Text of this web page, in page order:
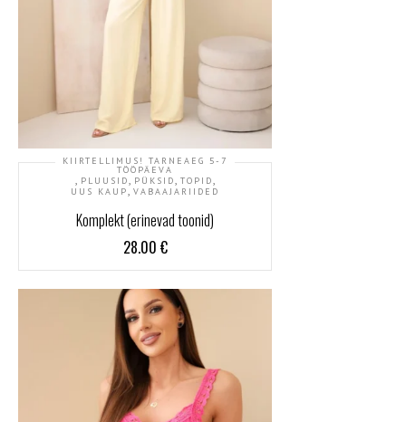
KIIRTELLIMUS! TARNEAEG 5-7
TÖÖPÄEVA
, PLUUSID, PÜKSID, TOPID,
UUS KAUP, VABAAJARIIDED
Komplekt (erinevad toonid)
28.00 €